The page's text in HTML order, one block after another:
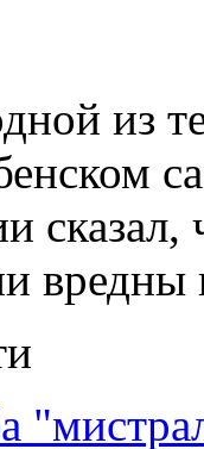
из
вредны